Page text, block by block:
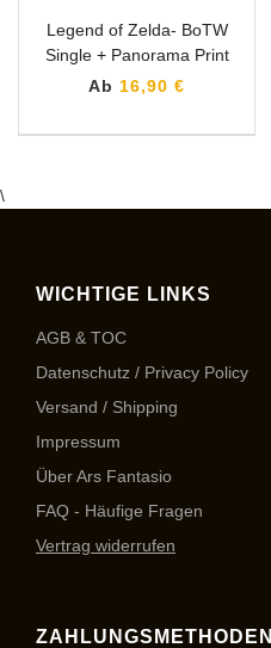
Legend of Zelda- BoTW
Single + Panorama Print
Ab 16,90 €
\
WICHTIGE LINKS
AGB & TOC
Datenschutz / Privacy Policy
Versand / Shipping
Impressum
Über Ars Fantasio
FAQ - Häufige Fragen
Vertrag widerrufen
ZAHLUNGSMETHODEN